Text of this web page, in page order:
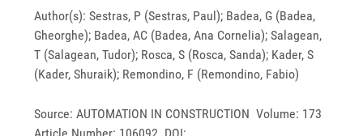
Author(s): Sestras, P (Sestras, Paul); Badea, G (Badea,
Gheorghe); Badea, AC (Badea, Ana Cornelia); Salagean,
T (Salagean, Tudor); Rosca, S (Rosca, Sanda); Kader, S
(Kader, Shuraik); Remondino, F (Remondino, Fabio)
Source: AUTOMATION IN CONSTRUCTION Volume: 173